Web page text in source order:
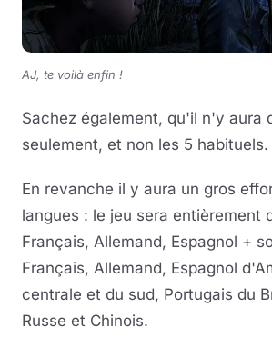
AJ, te voilà enfin !
Sachez également, qu'il n'y aura
seulement, et non les 5 habituels.
En revanche il y aura un gros
langues : le jeu sera entièrement
Français, Allemand, Espagnol +
Français, Allemand, Espagnol
centrale et du sud, Portugais du
Russe et Chinois.